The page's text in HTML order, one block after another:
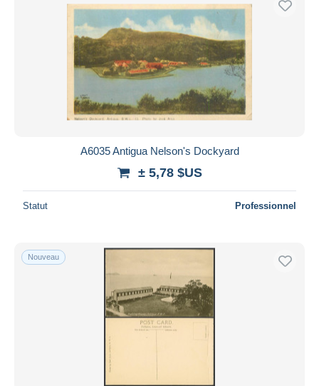
A6035 Antigua Nelson's Dockyard
± 5,78 $US
Statut Professionnel
Nouveau